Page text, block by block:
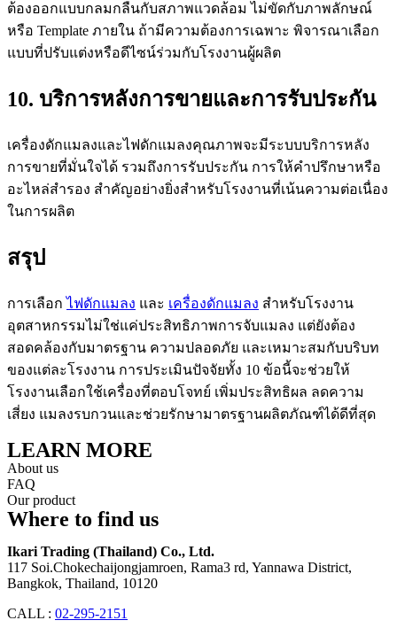
ต้องออกแบบกลมกลืนกับสภาพแวดล้อม ไม่ขัดกับภาพลักษณ์
หรือ Template ภายใน ถ้ามีความต้องการเฉพาะ พิจารณาเลือก
แบบที่ปรับแต่งหรือดีไซน์ร่วมกับโรงงานผู้ผลิต
10. บริการหลังการขายและการรับประกัน
เครื่องดักแมลงและไฟดักแมลงคุณภาพจะมีระบบบริการหลัง
การขายที่มั่นใจได้ รวมถึงการรับประกัน การให้คำปรึกษาหรือ
อะไหล่สำรอง สำคัญอย่างยิ่งสำหรับโรงงานที่เน้นความต่อเนื่อง
ในการผลิต
สรุป
การเลือกไฟดักแมลง และ เครื่องดักแมลง สำหรับโรงงาน
อุตสาหกรรมไม่ใช่แค่ประสิทธิภาพการจับแมลง แต่ยังต้อง
สอดคล้องกับมาตรฐาน ความปลอดภัย และเหมาะสมกับบริบท
ของแต่ละโรงงาน การประเมินปัจจัยทั้ง 10 ข้อนี้จะช่วยให้
โรงงานเลือกใช้เครื่องที่ตอบโจทย์ เพิ่มประสิทธิผล ลดความ
เสี่ยง แมลงรบกวนและช่วยรักษามาตรฐานผลิตภัณฑ์ได้ดีที่สุด
LEARN MORE
About us
FAQ
Our product
Where to find us
Ikari Trading (Thailand) Co., Ltd.
117 Soi.Chokechaijongjamroen, Rama3 rd, Yannawa District,
Bangkok, Thailand, 10120
CALL : 02-295-2151